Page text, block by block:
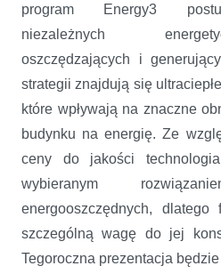
program Energy3
niezależnych
oszczędzających i
strategii znajdują się
które wpływają na znaczne
budynku na energię. Ze
ceny do jakości
wybieranym
energooszczędnych, dlatego
szczególną wagę do jej
Tegoroczna prezentacja